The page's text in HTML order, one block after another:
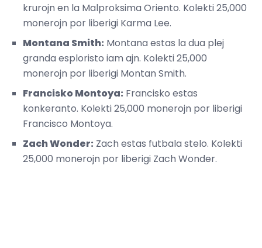
krurojn en la Malproksima Oriento. Kolekti 25,000
monerojn por liberigi Karma Lee.
Montana Smith: Montana estas la dua plej
granda esploristo iam ajn. Kolekti 25,000
monerojn por liberigi Montan Smith.
Francisko Montoya: Francisko estas
konkeranto. Kolekti 25,000 monerojn por liberigi
Francisco Montoya.
Zach Wonder: Zach estas futbala stelo. Kolekti
25,000 monerojn por liberigi Zach Wonder.